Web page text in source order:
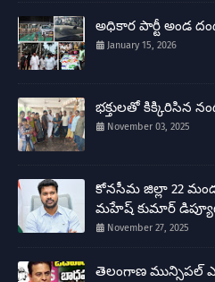
అధికార పార్టీ అండ
January 15, 2026
భక్తులతో కిక్కిరిసిన
November 03, 2025
కోనసీమ జిల్లా 22
మహేష్ కుమార్
November 27, 2025
తెలంగాణ మున్సిపల్